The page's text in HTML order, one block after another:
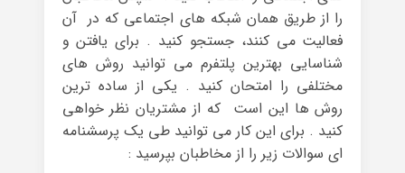
را از طریق همان شبکه های اجتماعی که در آن
فعالیت می کنند، جستجو کنید . برای یافتن و
شناسایی بهترین پلتفرم می توانید روش های
مختلفی را امتحان کنید . یکی از ساده ترین
روش ها این است که از مشتریان نظر خواهی
کنید . برای این کار می توانید طی یک پرسشنامه
ای سوالات زیر را از مخاطبان بپرسید :